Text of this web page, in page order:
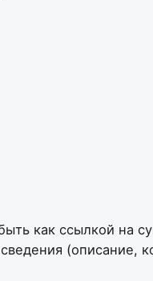
как ссылкой на
(описание,